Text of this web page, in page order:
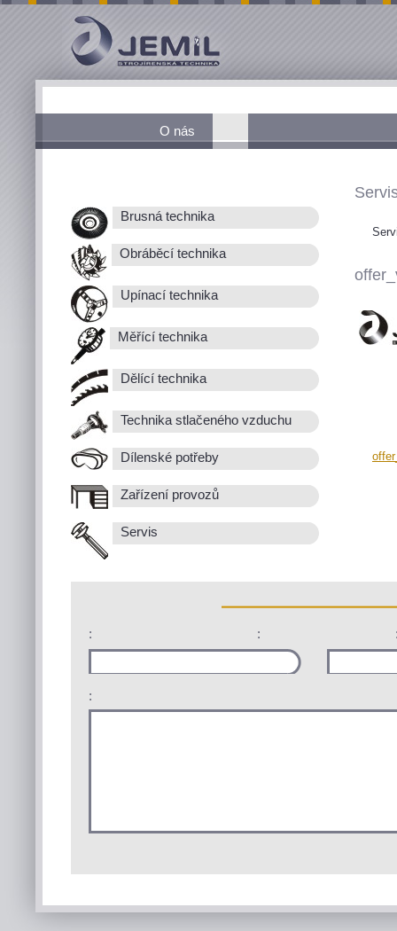
O nás
Brusná technika
Obráběcí technika
Upínací technika
Měřící technika
Dělící technika
Technika stlačeného vzduchu
Dílenské potřeby
Zařízení provozů
Servis
: :
: